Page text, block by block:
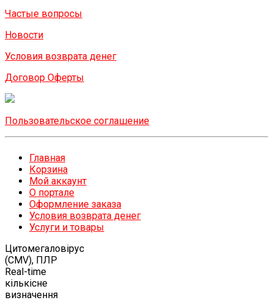
Частые вопросы
Новости
Условия возврата денег
Договор Оферты
Пользовательское соглашение
Главная
Корзина
Мой аккаунт
О портале
Оформление заказа
Условия возврата денег
Услуги и товары
Цитомегаловірус
(CMV), ПЛР
Real-time
кількісне
визначення